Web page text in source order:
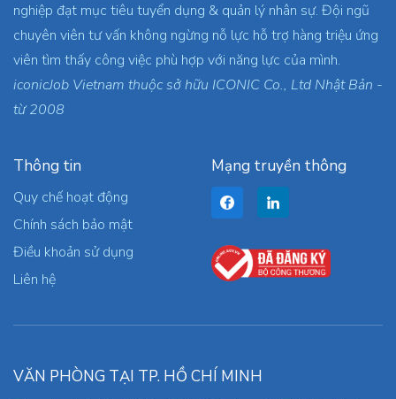
nghiệp đạt mục tiêu tuyển dụng & quản lý nhân sự. Đội ngũ
chuyên viên tư vấn không ngừng nỗ lực hỗ trợ hàng triệu ứng
viên tìm thấy công việc phù hợp với năng lực của mình.
iconicJob Vietnam thuộc sở hữu ICONIC Co., Ltd Nhật Bản -
từ 2008
Thông tin
Quy chế hoạt động
Chính sách bảo mật
Điều khoản sử dụng
Liên hệ
Mạng truyền thông
VĂN PHÒNG TẠI TP. HỒ CHÍ MINH